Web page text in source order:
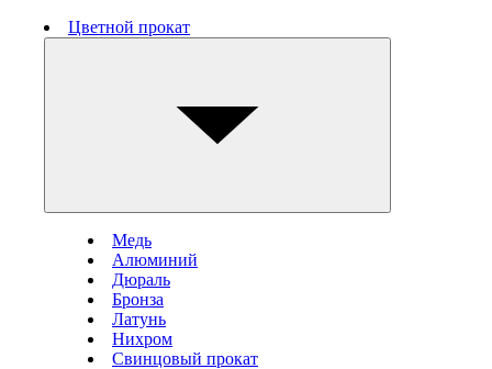
Цветной прокат
Медь
Алюминий
Дюраль
Бронза
Латунь
Нихром
Свинцовый прокат